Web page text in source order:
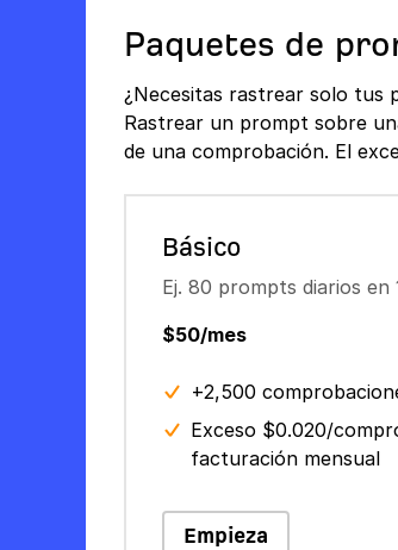
Paquetes de
¿Necesitas rastrear solo tus
Rastrear un prompt sobre
de una comprobación. El
Básico
Ej. 80 prompts diarios en
$50/mes
+2,500
Exceso $0.020/
facturación mensual
Empieza